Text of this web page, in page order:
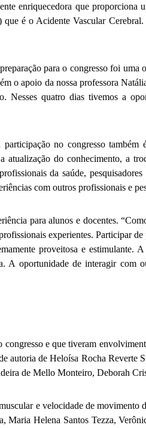
enriquecedora que
é o Acidente Vascular
para o congresso foi
o apoio da nossa professora
Nesses quatro dias tivemos a
no congresso
atualização do conhecimento, a
da saúde,
com outros profissionais e
para alunos e docentes.
experientes. Participar
proveitosa e
A oportunidade de interagir com
congresso e que tiveram
autoria de Heloísa Rocha
de Mello Monteiro, Deborah
e velocidade de
Maria Helena Santos Tezza,